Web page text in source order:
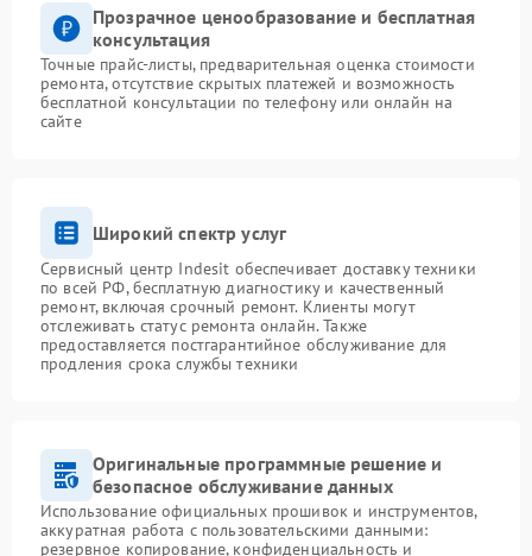
Прозрачное ценообразование и бесплатная
консультация
Точные прайс-листы, предварительная оценка стоимости
ремонта, отсутствие скрытых платежей и возможность
бесплатной консультации по телефону или онлайн на
сайте
Широкий спектр услуг
Сервисный центр Indesit обеспечивает доставку техники
по всей РФ, бесплатную диагностику и качественный
ремонт, включая срочный ремонт. Клиенты могут
отслеживать статус ремонта онлайн. Также
предоставляется постгарантийное обслуживание для
продления срока службы техники
Оригинальные программные решение и
безопасное обслуживание данных
Использование официальных прошивок и инструментов,
аккуратная работа с пользовательскими данными:
резервное копирование, конфиденциальность и